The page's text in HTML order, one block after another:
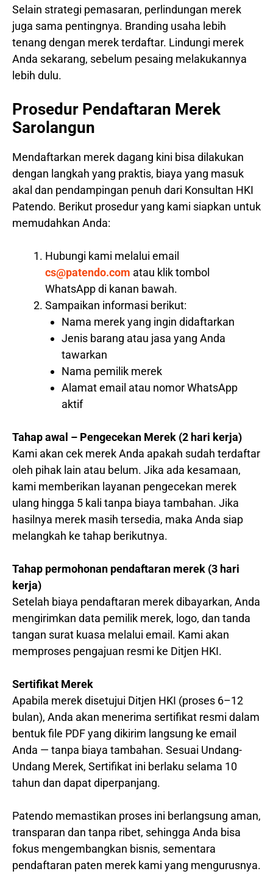
Selain strategi pemasaran, perlindungan merek
juga sama pentingnya. Branding usaha lebih
tenang dengan merek terdaftar. Lindungi merek
Anda sekarang, sebelum pesaing melakukannya
lebih dulu.
Prosedur Pendaftaran Merek
Sarolangun
Mendaftarkan merek dagang kini bisa dilakukan
dengan langkah yang praktis, biaya yang masuk
akal dan pendampingan penuh dari Konsultan HKI
Patendo. Berikut prosedur yang kami siapkan untuk
memudahkan Anda:
Hubungi kami melalui email
cs@patendo.com atau klik tombol
WhatsApp di kanan bawah.
Sampaikan informasi berikut:
Nama merek yang ingin didaftarkan
Jenis barang atau jasa yang Anda
tawarkan
Nama pemilik merek
Alamat email atau nomor WhatsApp
aktif
Tahap awal – Pengecekan Merek (2 hari kerja)
Kami akan cek merek Anda apakah sudah terdaftar
oleh pihak lain atau belum. Jika ada kesamaan,
kami memberikan layanan pengecekan merek
ulang hingga 5 kali tanpa biaya tambahan. Jika
hasilnya merek masih tersedia, maka Anda siap
melangkah ke tahap berikutnya.
Tahap permohonan pendaftaran merek (3 hari
kerja)
Setelah biaya pendaftaran merek dibayarkan, Anda
mengirimkan data pemilik merek, logo, dan tanda
tangan surat kuasa melalui email. Kami akan
memproses pengajuan resmi ke Ditjen HKI.
Sertifikat Merek
Apabila merek disetujui Ditjen HKI (proses 6–12
bulan), Anda akan menerima sertifikat resmi dalam
bentuk file PDF yang dikirim langsung ke email
Anda — tanpa biaya tambahan. Sesuai Undang-
Undang Merek, Sertifikat ini berlaku selama 10
tahun dan dapat diperpanjang.
Patendo memastikan proses ini berlangsung aman,
transparan dan tanpa ribet, sehingga Anda bisa
fokus mengembangkan bisnis, sementara
pendaftaran paten merek kami yang mengurusnya.